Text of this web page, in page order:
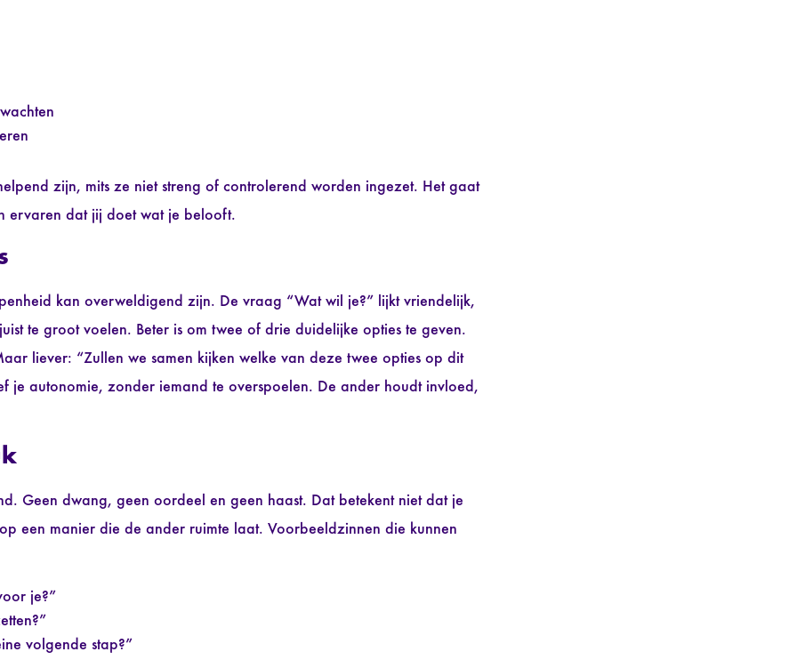
zijn, mits ze niet streng of controlerend worden ingezet. Het gaat
ervaren dat jij doet wat je belooft.
kan overweldigend zijn. De vraag “Wat wil je?” lijkt vriendelijk,
te groot voelen. Beter is om twee of drie duidelijke opties te geven.
liever: “Zullen we samen kijken welke van deze twee opties op dit
je autonomie, zonder iemand te overspoelen. De ander houdt invloed,
Geen dwang, geen oordeel en geen haast. Dat betekent niet dat je
een manier die de ander ruimte laat. Voorbeeldzinnen die kunnen
je?”
volgende stap?”